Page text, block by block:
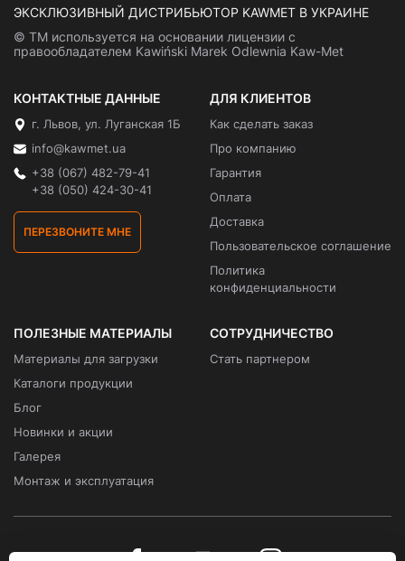
ЭКСКЛЮЗИВНЫЙ ДИСТРИБЬЮТОР KAWMET В УКРАИНЕ
© ТМ используется на основании лицензии с
правообладателем Kawiński Marek Odlewnia Kaw-Met
КОНТАКТНЫЕ ДАННЫЕ
г. Львов, ул. Луганская 1Б
info@kawmet.ua
+38 (067) 482-79-41
+38 (050) 424-30-41
ПЕРЕЗВОНИТЕ МНЕ
ДЛЯ КЛИЕНТОВ
Как сделать заказ
Про компанию
Гарантия
Оплата
Доставка
Пользовательское соглашение
Политика
конфиденциальности
ПОЛЕЗНЫЕ МАТЕРИАЛЫ
Материалы для загрузки
Каталоги продукции
Блог
Новинки и акции
Галерея
Монтаж и эксплуатация
СОТРУДНИЧЕСТВО
Стать партнером